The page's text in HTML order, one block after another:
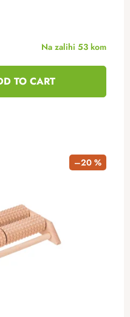
Na zalihi 53 kom
TO CART
–20 %